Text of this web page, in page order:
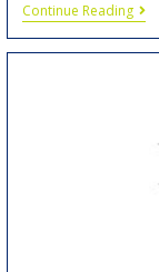
Continue Reading